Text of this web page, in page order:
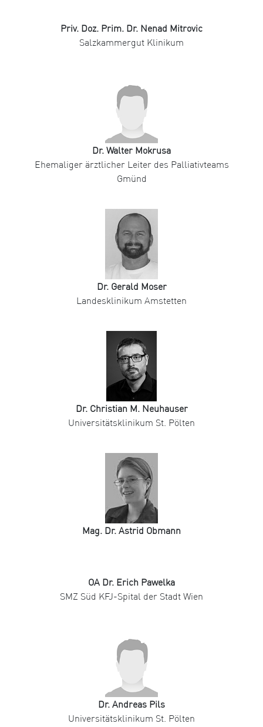
Priv. Doz. Prim. Dr. Nenad Mitrovic
Salzkammergut Klinikum
Dr. Walter Mokrusa
Ehemaliger ärztlicher Leiter des Palliativteams
Gmünd
Dr. Gerald Moser
Landesklinikum Amstetten
Dr. Christian M. Neuhauser
Universitätsklinikum St. Pölten
Mag. Dr. Astrid Obmann
OA Dr. Erich Pawelka
SMZ Süd KFJ-Spital der Stadt Wien
Dr. Andreas Pils
Universitätsklinikum St. Pölten